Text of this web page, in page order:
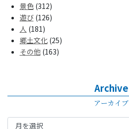
景色(312)
遊び(126)
人 (181)
郷土文化(25)
その他(163)
Archive
アーカイブ